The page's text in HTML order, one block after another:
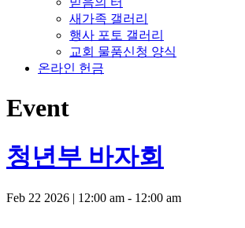
새가족 갤러리
행사 포토 갤러리
교회 물품신청 양식
온라인 헌금
Event
청년부 바자회
Feb 22 2026 | 12:00 am - 12:00 am